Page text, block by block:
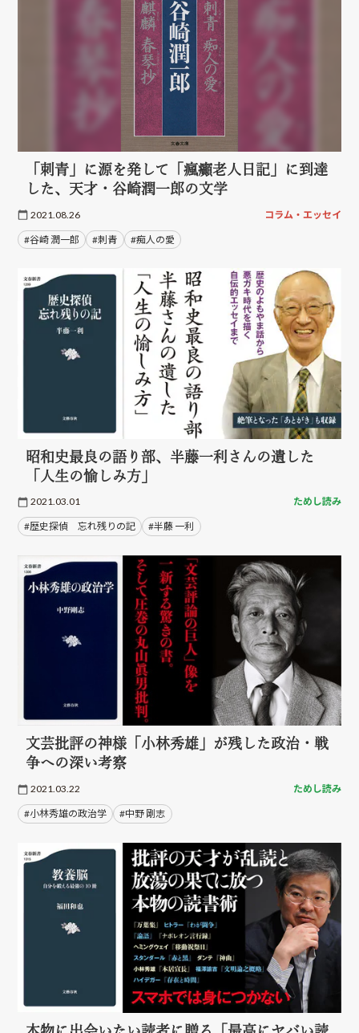
「刺青」に源を発して「瘋癲老人日記」に到達
した、天才・谷崎潤一郎の文学
2021.08.26 コラム・エッセイ
#谷崎 潤一郎 #刺青 #痴人の愛
昭和史最良の語り部、半藤一利さんの遺した
「人生の愉しみ方」
2021.03.01 ためし読み
#歴史探偵 忘れ残りの記 #半藤 一利
文芸批評の神様「小林秀雄」が残した政治・戦
争への深い考察
2021.03.22 ためし読み
#小林秀雄の政治学 #中野 剛志